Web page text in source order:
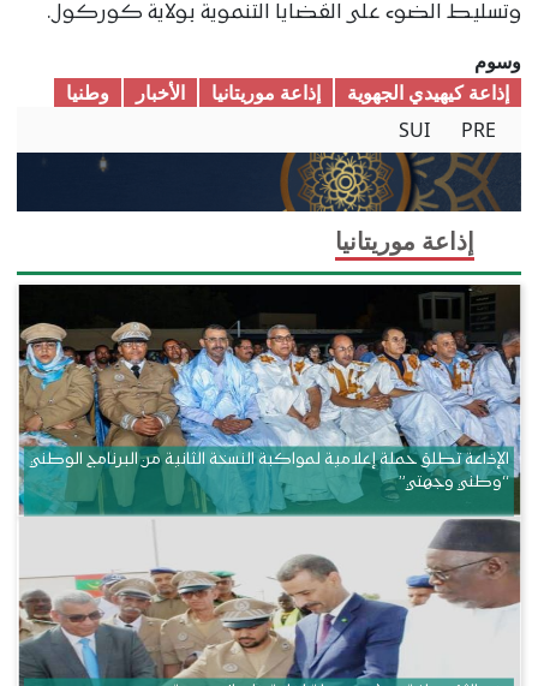
وتسليط الضوء على القضايا التنموية بولاية كوركول.
وسوم
إذاعة كيهيدي الجهوية
إذاعة موريتانيا الأخبار
وطنیا
PRE
SUI
إذاعة موريتانيا
الإذاعة تطلق حملة إعلامية لمواكبة النسخة الثانية من البرنامج الوطني
“وطني وجهتي”